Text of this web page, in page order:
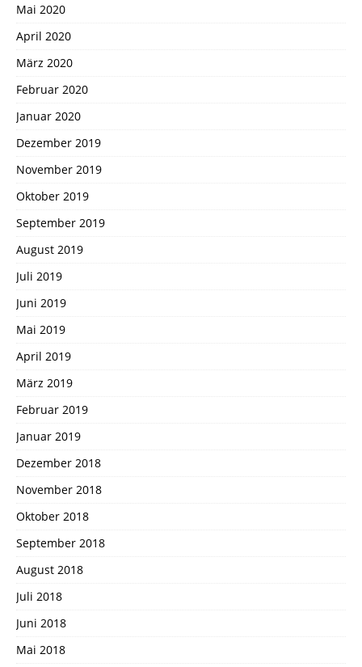
Mai 2020
April 2020
März 2020
Februar 2020
Januar 2020
Dezember 2019
November 2019
Oktober 2019
September 2019
August 2019
Juli 2019
Juni 2019
Mai 2019
April 2019
März 2019
Februar 2019
Januar 2019
Dezember 2018
November 2018
Oktober 2018
September 2018
August 2018
Juli 2018
Juni 2018
Mai 2018